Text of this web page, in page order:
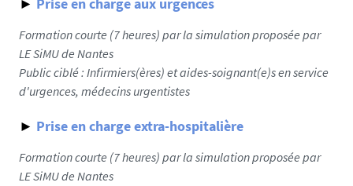
Formation courte (7 heures) par la simulation proposée par
LE SiMU de Nantes
Public ciblé : Infirmiers(ères) et aides-soignant(e)s en service
d'urgences, médecins urgentistes
► Prise en charge extra-hospitalière
Formation courte (7 heures) par la simulation proposée par
LE SiMU de Nantes